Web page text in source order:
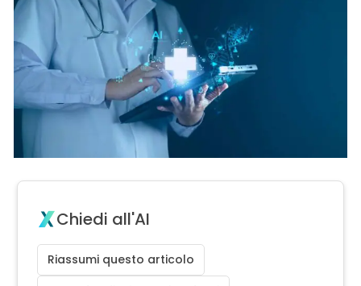
Chiedi all'AI
Riassumi questo articolo